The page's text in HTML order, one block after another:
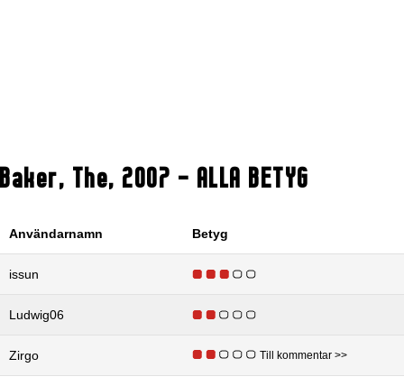
Baker, The, 2007 - ALLA BETYG
Användarnamn Betyg
issun
Ludwig06
Zirgo Till kommentar >>